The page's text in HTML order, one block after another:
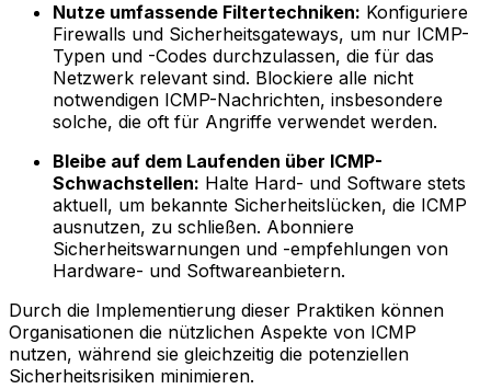
Nutze umfassende Filtertechniken: Konfiguriere
Firewalls und Sicherheitsgateways, um nur ICMP-
Typen und -Codes durchzulassen, die für das
Netzwerk relevant sind. Blockiere alle nicht
notwendigen ICMP-Nachrichten, insbesondere
solche, die oft für Angriffe verwendet werden.
Bleibe auf dem Laufenden über ICMP-
Schwachstellen: Halte Hard- und Software stets
aktuell, um bekannte Sicherheitslücken, die ICMP
ausnutzen, zu schließen. Abonniere
Sicherheitswarnungen und -empfehlungen von
Hardware- und Softwareanbietern.
Durch die Implementierung dieser Praktiken können
Organisationen die nützlichen Aspekte von ICMP
nutzen, während sie gleichzeitig die potenziellen
Sicherheitsrisiken minimieren.